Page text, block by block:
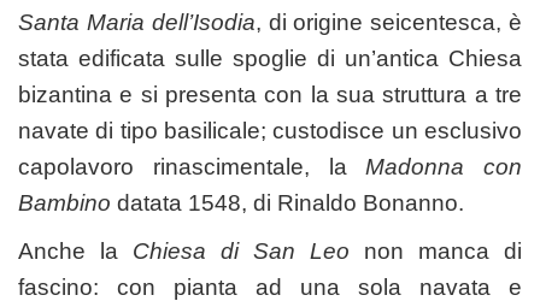
Santa Maria dell’Isodia, di origine seicentesca, è
stata edificata sulle spoglie di un’antica Chiesa
bizantina e si presenta con la sua struttura a tre
navate di tipo basilicale; custodisce un esclusivo
capolavoro rinascimentale, laMadonna con
Bambino datata 1548, di Rinaldo Bonanno.
Anche la Chiesa di San Leo non manca di
fascino: con pianta ad una sola navata e